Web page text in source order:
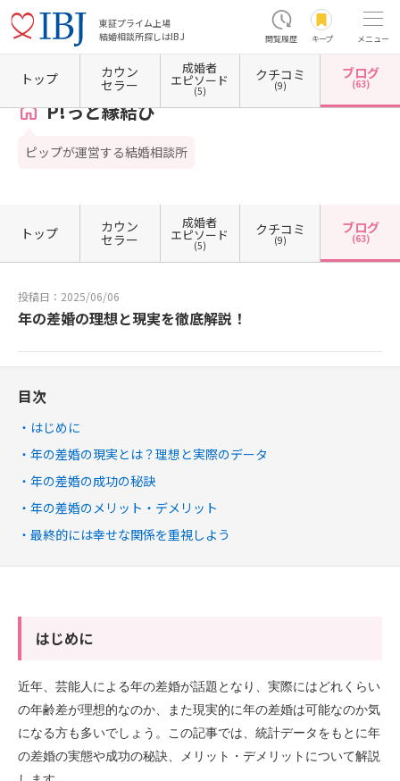
東証プライム上場
結婚相談所探しはIBJ
閲覧履歴 キープ メニュー
ホーム 東京都の結婚相談所 東京都千代田区 P!っと縁結び カウンセラーブログ一覧
P!っと縁結び
ピップが運営する結婚相談所
トップ カウン
セラー
成婚者
エピソード
(5)
クチコミ
(9)
ブログ
(63)
トップ カウン
セラー
成婚者
エピソード
(5)
クチコミ
(9)
ブログ
(63)
投稿日：2025/06/06
年の差婚の理想と現実を徹底解説！
目次
はじめに
年の差婚の現実とは？理想と実際のデータ
年の差婚の成功の秘訣
年の差婚のメリット・デメリット
最終的には幸せな関係を重視しよう
はじめに
近年、芸能人による年の差婚が話題となり、実際にはどれくらい
の年齢差が理想的なのか、また現実的に年の差婚は可能なのか気
になる方も多いでしょう。この記事では、統計データをもとに年
の差婚の実態や成功の秘訣、メリット・デメリットについて解説